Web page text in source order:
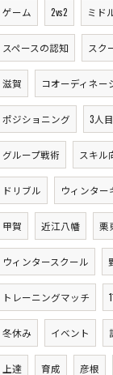
ゲーム 2vs2 ミド
スペースの認知 スク
滋賀 コオーディネー
ポジショニング 3人
グループ戦術 スキル
ドリブル ウィンター
甲賀 近江八幡 栗
ウィンタースクール
トレーニングマッチ
冬休み イベント
上達 育成 彦根